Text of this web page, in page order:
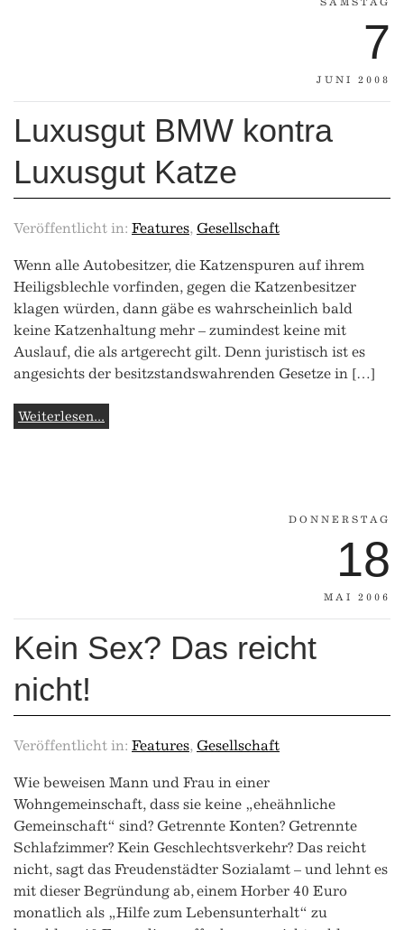
7
JUNI 2008
Luxusgut BMW kontra
Luxusgut Katze
Veröffentlicht in: Features, Gesellschaft
Wenn alle Autobesitzer, die Katzenspuren auf ihrem
Heiligsblechle vorfinden, gegen die Katzenbesitzer
klagen würden, dann gäbe es wahrscheinlich bald
keine Katzenhaltung mehr – zumindest keine mit
Auslauf, die als artgerecht gilt. Denn juristisch ist es
angesichts der besitzstandswahrenden Gesetze in […]
Weiterlesen...
DONNERSTAG
18
MAI 2006
Kein Sex? Das reicht
nicht!
Veröffentlicht in: Features, Gesellschaft
Wie beweisen Mann und Frau in einer
Wohngemeinschaft, dass sie keine „eheähnliche
Gemeinschaft“ sind? Getrennte Konten? Getrennte
Schlafzimmer? Kein Geschlechtsverkehr? Das reicht
nicht, sagt das Freudenstädter Sozialamt – und lehnt es
mit dieser Begründung ab, einem Horber 40 Euro
monatlich als „Hilfe zum Lebensunterhalt“ zu